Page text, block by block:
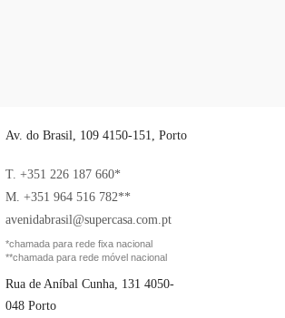
Av. do Brasil, 109 4150-151, Porto
T. +351 226 187 660*
M. +351 964 516 782**
avenidabrasil@supercasa.com.pt
*chamada para rede fixa nacional
**chamada para rede móvel nacional
Rua de Aníbal Cunha, 131 4050-
048 Porto